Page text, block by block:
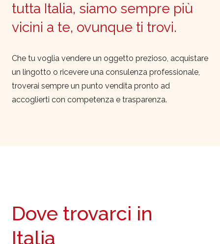
tutta Italia, siamo sempre più
vicini a te, ovunque ti trovi.
Che tu voglia vendere un oggetto prezioso, acquistare
un lingotto o ricevere una consulenza professionale,
troverai sempre un punto vendita pronto ad
accoglierti con competenza e trasparenza.
Dove trovarci in
Italia